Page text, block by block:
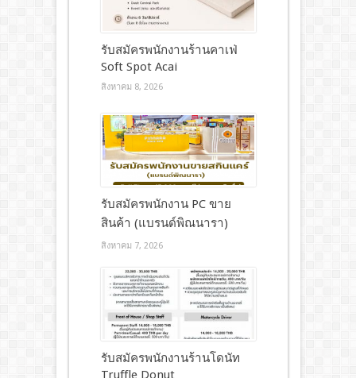
รับสมัครพนักงานร้านคาเฟ่
Soft Spot Acai
สิงหาคม 8, 2026
รับสมัครพนักงาน PC ขาย
สินค้า (แบรนด์พิณนารา)
สิงหาคม 7, 2026
รับสมัครพนักงานร้านโดนัท
Truffle Donut